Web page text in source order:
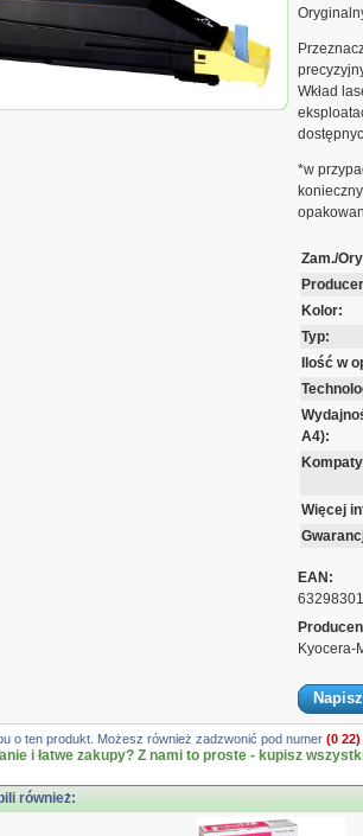
Wkład
*w
Zam./
Kolor:
Typ:
Ilość w
A4):
Więcej
EAN:
Kyocera-
o ten produkt. Możesz również zadzwonić pod numer (0 22)
i łatwe zakupy? Z nami to proste - kupisz
również: